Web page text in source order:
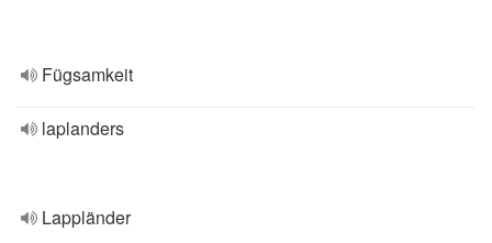
Fügsamkeit
laplanders
Lappländer